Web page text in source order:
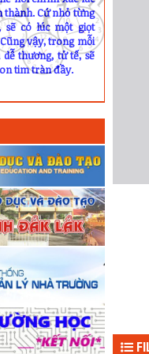
Cứ nhỏ từng
sẽ có lúc một giọt
vậy, trong mỗi
thương, tử tế, sẽ
tim tràn đầy.